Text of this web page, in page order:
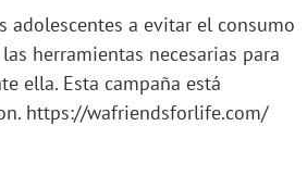
adolescentes a evitar el consumo
herramientas necesarias para
ella. Esta campaña está
https://wafriendsforlife.com/